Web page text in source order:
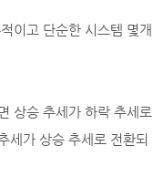
이고 단순한 시스템 몇개
상승 추세가 하락 추세로
세가 상승 추세로 전환되